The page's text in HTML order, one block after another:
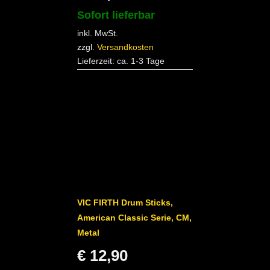
Sofort lieferbar
inkl. MwSt.
zzgl.Versandkosten
Lieferzeit:ca. 1-3 Tage
VIC FIRTH Drum Sticks,
American Classic Serie, CM,
Metal
€ 12,90